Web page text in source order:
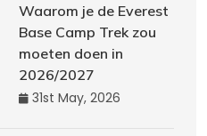
Waarom je de Everest
Base Camp Trek zou
moeten doen in
2026/2027
31st May, 2026